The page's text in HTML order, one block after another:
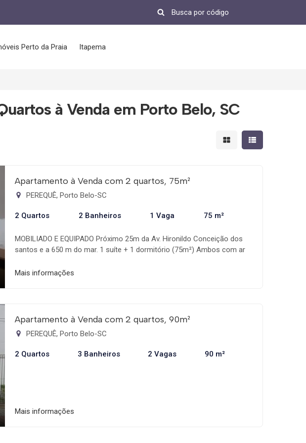
Perto da Praia Itapema
à Venda em Porto Belo, SC
Mostrar resultados em
Mostrar
Apartamento à Venda com 2 quartos, 75m²
PEREQUÊ, Porto Belo-SC
2 Quartos 2 Banheiros 1 Vaga 75 m²
MOBILIADO E EQUIPADO Próximo 25m da Av. Hironildo Conceição dos
santos e a 650 m do mar. 1 suíte + 1 dormitório (75m²) Ambos com ar
Grande sacada com churrasqueira e forno a gás. Há ainda um bom
Mais informações
Apartamento à Venda com 2 quartos, 90m²
PEREQUÊ, Porto Belo-SC
2 Quartos 3 Banheiros 2 Vagas 90 m²
Mais informações